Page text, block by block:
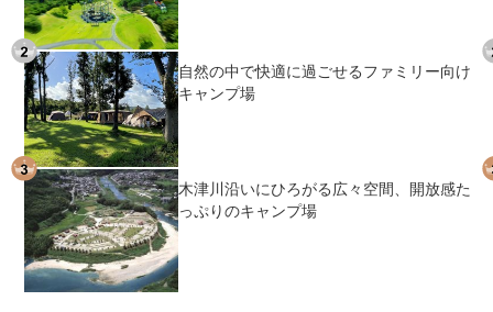
自然の中で快適に過ごせるファミリー向け
キャンプ場
木津川沿いにひろがる広々空間、開放感た
っぷりのキャンプ場